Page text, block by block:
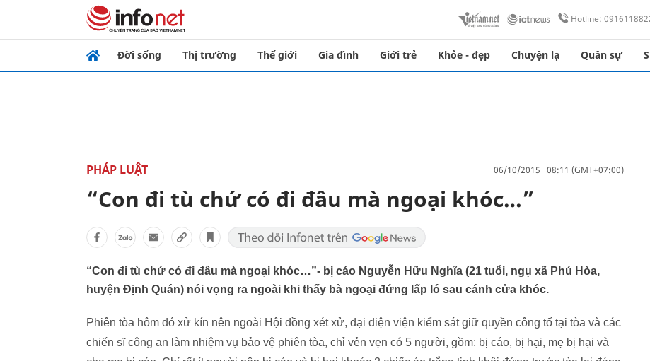
Hotline:
Đời sống Thị trường Thế giới Gia đình Giới trẻ Khỏe - đẹp Chuyện lạ Quân sự
PHÁP LUẬT 06/10/2015 08:11 (GMT+07:00)
“Con đi tù chứ có đi đâu mà ngoại khóc…”
“Con đi tù chứ có đi đâu mà ngoại khóc…”- bị cáo Nguyễn Hữu Nghĩa (21 tuổi, ngụ xã Phú Hòa,
huyện Định Quán) nói vọng ra ngoài khi thấy bà ngoại đứng lấp ló sau cánh cửa khóc.
Phiên tòa hôm đó xử kín nên ngoài Hội đồng xét xử, đại diện viện kiểm sát giữ quyền công tố tại tòa và các
chiến sĩ công an làm nhiệm vụ bảo vệ phiên tòa, chỉ vẻn vẹn có 5 người, gồm: bị cáo, bị hại, mẹ bị hại và